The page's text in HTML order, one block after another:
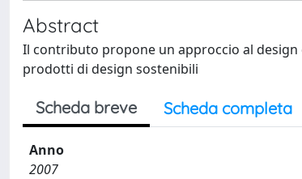
Abstract
Il contributo propone un approccio al
prodotti di design sostenibili
Scheda breve Scheda completa
Anno
2007